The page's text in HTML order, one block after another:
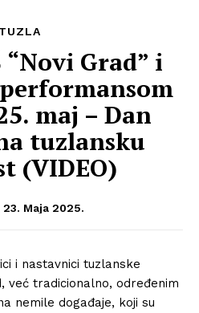
TUZLA
“Novi Grad” i
maj – Dan
tuzlansku
(VIDEO)
23. Maja 2025.
i nastavnici tuzlanske
već tradicionalno, određenim
nemile događaje, koji su